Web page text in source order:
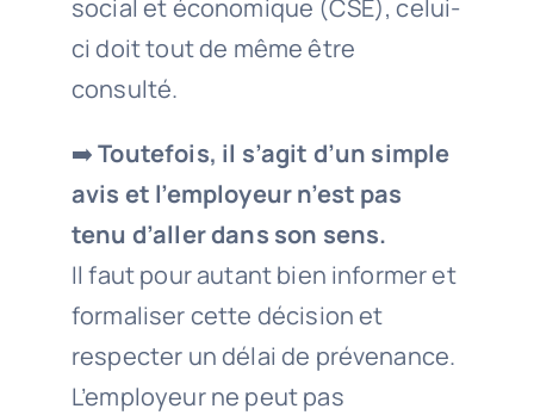
social et économique (CSE), celui-
ci doit tout de même être
consulté.
➡️Toutefois, il s’agit d’un simple
avis et l’employeur n’est pas
tenu d’aller dans son sens.
Il faut pour autant bien informer et
formaliser cette décision et
respecter un délai de prévenance.
L’employeur ne peut pas